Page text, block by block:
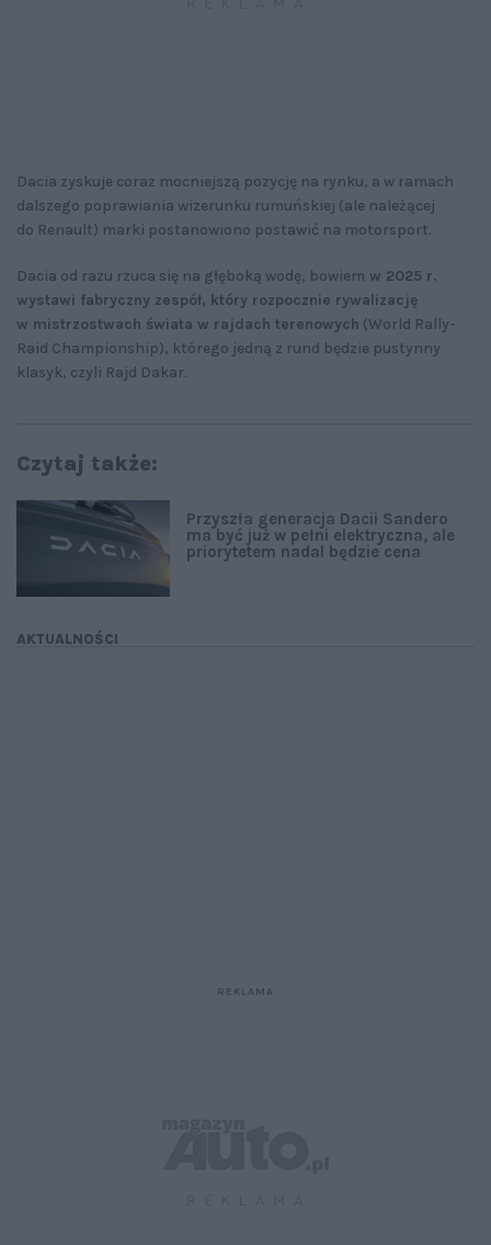
Dacia zyskuje coraz mocniejszą pozycję na rynku, a w ramach
dalszego poprawiania wizerunku rumuńskiej (ale należącej
do Renault) marki postanowiono postawić na motorsport.
Dacia od razu rzuca się na głęboką wodę, bowiem w 2025 r.
wystawi fabryczny zespół, który rozpocznie rywalizację
w mistrzostwach świata w rajdach terenowych (World Rally-
Raid Championship), którego jedną z rund będzie pustynny
klasyk, czyli Rajd Dakar.
Czytaj także:
AKTUALNOŚCI
Przyszła generacja Dacii Sandero
ma być już w pełni elektryczna, ale
priorytetem nadal będzie cena